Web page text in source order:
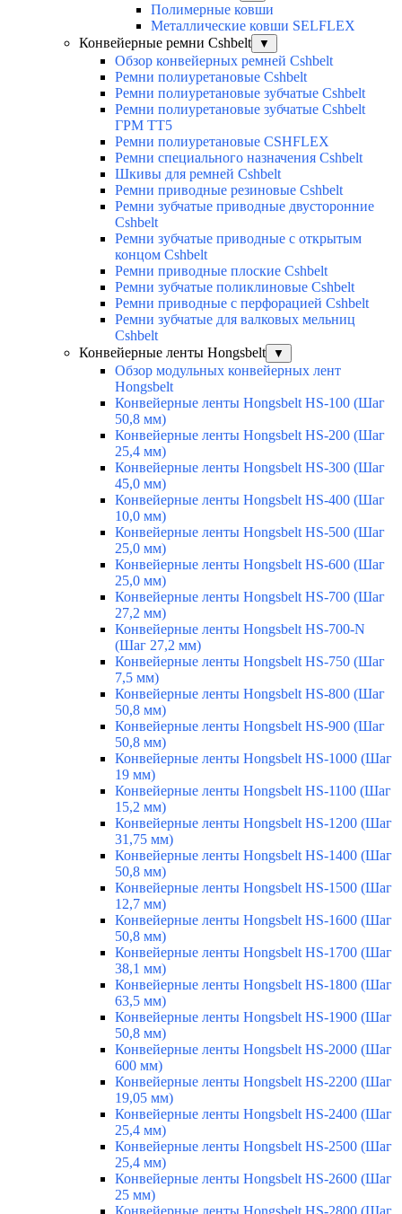
Полимерные ковши
Металлические ковши SELFLEX
Конвейерные ремни Cshbelt
▼
Обзор конвейерных ремней Cshbelt
Ремни полиуретановые Cshbelt
Ремни полиуретановые зубчатые Cshbelt
Ремни полиуретановые зубчатые Cshbelt
ГРМ ТТ5
Ремни полиуретановые CSHFLEX
Ремни специального назначения Cshbelt
Шкивы для ремней Cshbelt
Ремни приводные резиновые Cshbelt
Ремни зубчатые приводные двусторонние
Cshbelt
Ремни зубчатые приводные с открытым
концом Cshbelt
Ремни приводные плоские Cshbelt
Ремни зубчатые поликлиновые Cshbelt
Ремни приводные с перфорацией Cshbelt
Ремни зубчатые для валковых мельниц
Cshbelt
Конвейерные ленты Hongsbelt
▼
Обзор модульных конвейерных лент
Hongsbelt
Конвейерные ленты Hongsbelt HS-100 (Шаг
50,8 мм)
Конвейерные ленты Hongsbelt HS-200 (Шаг
25,4 мм)
Конвейерные ленты Hongsbelt HS-300 (Шаг
45,0 мм)
Конвейерные ленты Hongsbelt HS-400 (Шаг
10,0 мм)
Конвейерные ленты Hongsbelt HS-500 (Шаг
25,0 мм)
Конвейерные ленты Hongsbelt HS-600 (Шаг
25,0 мм)
Конвейерные ленты Hongsbelt HS-700 (Шаг
27,2 мм)
Конвейерные ленты Hongsbelt HS-700-N
(Шаг 27,2 мм)
Конвейерные ленты Hongsbelt HS-750 (Шаг
7,5 мм)
Конвейерные ленты Hongsbelt HS-800 (Шаг
50,8 мм)
Конвейерные ленты Hongsbelt HS-900 (Шаг
50,8 мм)
Конвейерные ленты Hongsbelt HS-1000 (Шаг
19 мм)
Конвейерные ленты Hongsbelt HS-1100 (Шаг
15,2 мм)
Конвейерные ленты Hongsbelt HS-1200 (Шаг
31,75 мм)
Конвейерные ленты Hongsbelt HS-1400 (Шаг
50,8 мм)
Конвейерные ленты Hongsbelt HS-1500 (Шаг
12,7 мм)
Конвейерные ленты Hongsbelt HS-1600 (Шаг
50,8 мм)
Конвейерные ленты Hongsbelt HS-1700 (Шаг
38,1 мм)
Конвейерные ленты Hongsbelt HS-1800 (Шаг
63,5 мм)
Конвейерные ленты Hongsbelt HS-1900 (Шаг
50,8 мм)
Конвейерные ленты Hongsbelt HS-2000 (Шаг
600 мм)
Конвейерные ленты Hongsbelt HS-2200 (Шаг
19,05 мм)
Конвейерные ленты Hongsbelt HS-2400 (Шаг
25,4 мм)
Конвейерные ленты Hongsbelt HS-2500 (Шаг
25,4 мм)
Конвейерные ленты Hongsbelt HS-2600 (Шаг
25 мм)
Конвейерные ленты Hongsbelt HS-2800 (Шаг